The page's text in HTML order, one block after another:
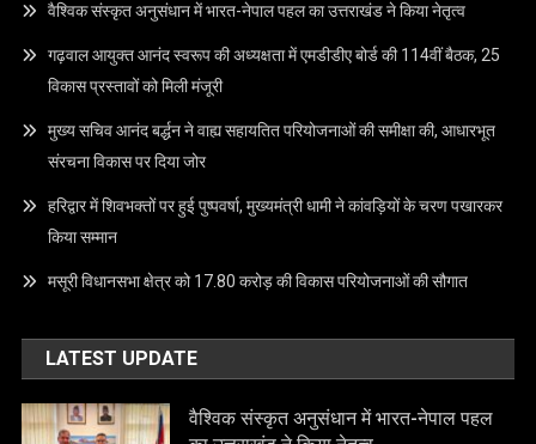
वैश्विक संस्कृत अनुसंधान में भारत-नेपाल पहल का उत्तराखंड ने किया नेतृत्व
गढ़वाल आयुक्त आनंद स्वरूप की अध्यक्षता में एमडीडीए बोर्ड की 114वीं बैठक, 25
विकास प्रस्तावों को मिली मंजूरी
मुख्य सचिव आनंद बर्द्धन ने वाह्य सहायतित परियोजनाओं की समीक्षा की, आधारभूत
संरचना विकास पर दिया जोर
हरिद्वार में शिवभक्तों पर हुई पुष्पवर्षा, मुख्यमंत्री धामी ने कांवड़ियों के चरण पखारकर
किया सम्मान
मसूरी विधानसभा क्षेत्र को 17.80 करोड़ की विकास परियोजनाओं की सौगात
LATEST UPDATE
वैश्विक संस्कृत अनुसंधान में भारत-नेपाल पहल